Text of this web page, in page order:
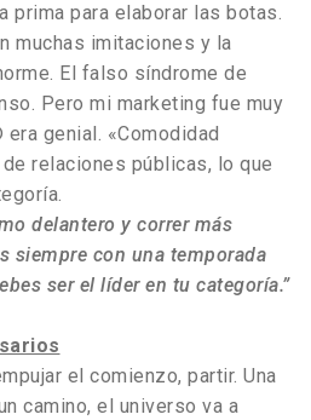
prima para elaborar las botas.
muchas imitaciones y la
El falso síndrome de
Pero mi marketing fue muy
era genial. «Comodidad
relaciones públicas, lo que
delantero y correr más
siempre con una temporada
ser el líder en tu categoría.”
el comienzo, partir. Una
camino, el universo va a